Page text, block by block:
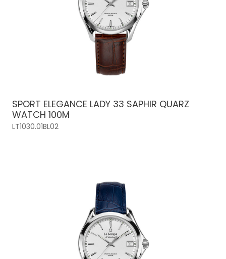
SPORT ELEGANCE LADY 33 SAPHIR QUARZ
WATCH 100M
LT1030.01BL02